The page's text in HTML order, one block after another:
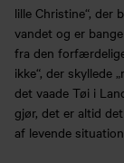
lille Christine“, der
vandet og er
fra den
ikke“, der skyllede
det vaade Tøi i
gjør, det er altid
af levende